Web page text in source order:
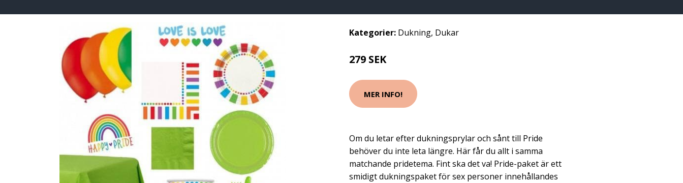
Kategorier: Dukning, Dukar
279 SEK
MER INFO!
Om du letar efter dukningsprylar och sånt till Pride
behöver du inte leta längre. Här får du allt i samma
matchande pridetema. Fint ska det va! Pride-paket är ett
smidigt dukningspaket för sex personer innehållandes